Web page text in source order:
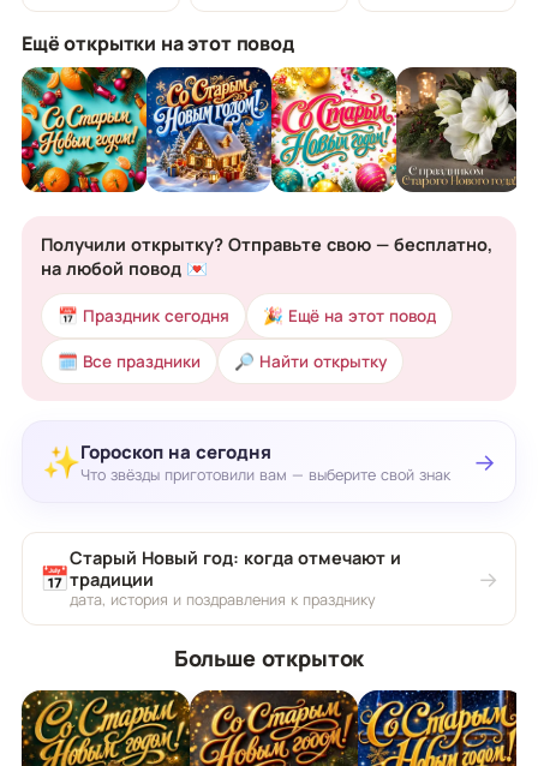
Ещё открытки на этот повод
Получили открытку? Отправьте свою — бесплатно,
на любой повод 💌
📅 Праздник сегодня 🎉 Ещё на этот повод
🗓 Все праздники 🔎 Найти открытку
✨Гороскоп на сегодня
Что звёзды приготовили вам — выберите свой знак →
📅
Старый Новый год: когда отмечают и
традиции
дата, история и поздравления к празднику
→
Больше открыток